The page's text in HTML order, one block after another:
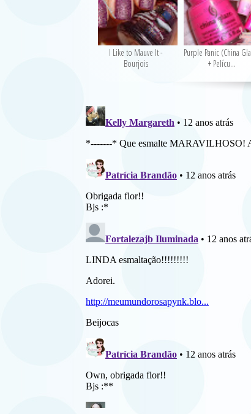
I Like to Mauve It -
Bourjois
Purple Panic (China
+ Pelícu...